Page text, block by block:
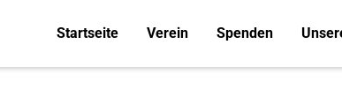
Startseite Verein Spenden